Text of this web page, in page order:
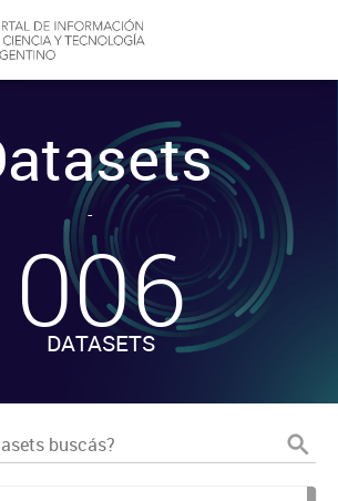
-
006
DATASETS